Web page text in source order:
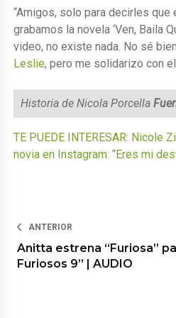
“Amigos, solo para decirles
grabamos la novela ‘Ven, Baila
video, no existe nada. No sé
Leslie, pero me solidarizo con
Historia de Nicola Porcella
TE PUEDE INTERESAR: Nicole
novia en Instagram: “Eres mi
ANTERIOR
Anitta estrena “Furiosa”
Furiosos 9” | AUDIO